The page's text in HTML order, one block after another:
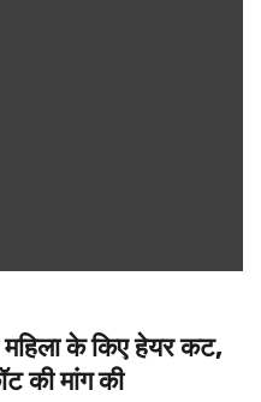
के किए हेयर कट,
की मांग की